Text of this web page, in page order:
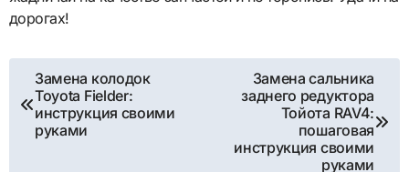
дорогах!
Навигация
по
записям
Замена колодок
Toyota Fielder:
инструкция своими
руками
Замена сальника
заднего редуктора
Тойота RAV4:
пошаговая
инструкция своими
руками